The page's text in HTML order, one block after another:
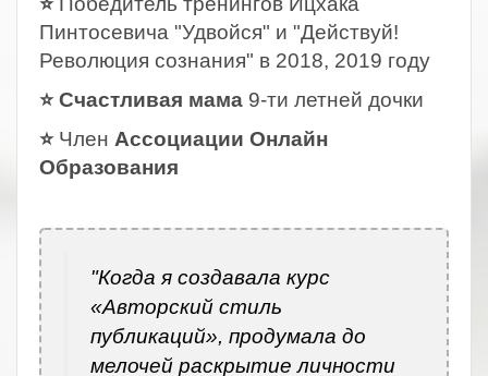
Пинтосевича "Удвойся" и "Действуй!
Революция сознания" в 2018, 2019 году
⭐ Счастливая мама 9-ти летней дочки
⭐ Член Ассоциации Онлайн
Образования
"Когда я создавала курс
«Авторский стиль
публикаций», продумала до
мелочей раскрытие личности